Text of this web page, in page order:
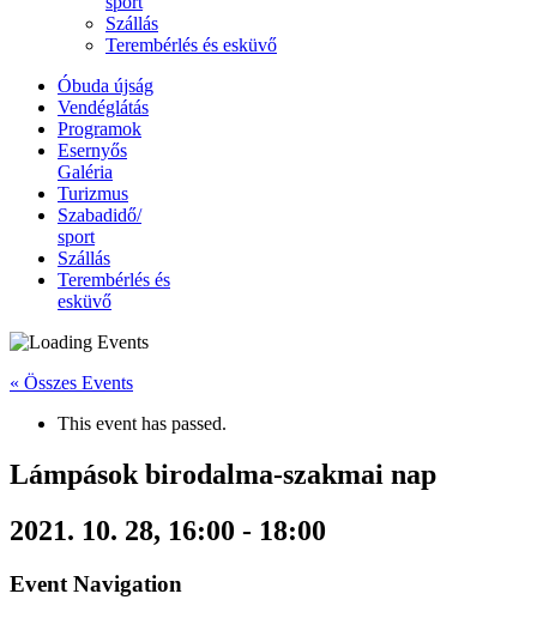
Szállás
Terembérlés és esküvő
Óbuda újság
Vendéglátás
Programok
Esernyős
Galéria
Turizmus
Szabadidő/
sport
Szállás
Terembérlés és
esküvő
« Összes Events
This event has passed.
Lámpások birodalma-szakmai nap
2021. 10. 28, 16:00 - 18:00
Event Navigation